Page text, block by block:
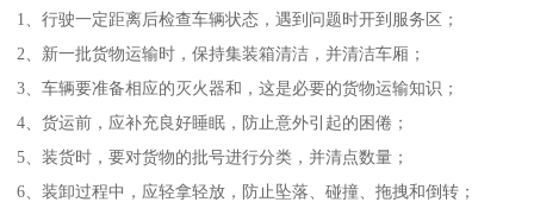
1、行驶一定距离后检查车辆状态，遇到问题时开到服务区；
2、新一批货物运输时，保持集装箱清洁，并清洁车厢；
3、车辆要准备相应的灭火器和，这是必要的货物运输知识；
4、货运前，应补充良好睡眠，防止意外引起的困倦；
5、装货时，要对货物的批号进行分类，并清点数量；
6、装卸过程中，应轻拿轻放，防止坠落、碰撞、拖拽和倒转；